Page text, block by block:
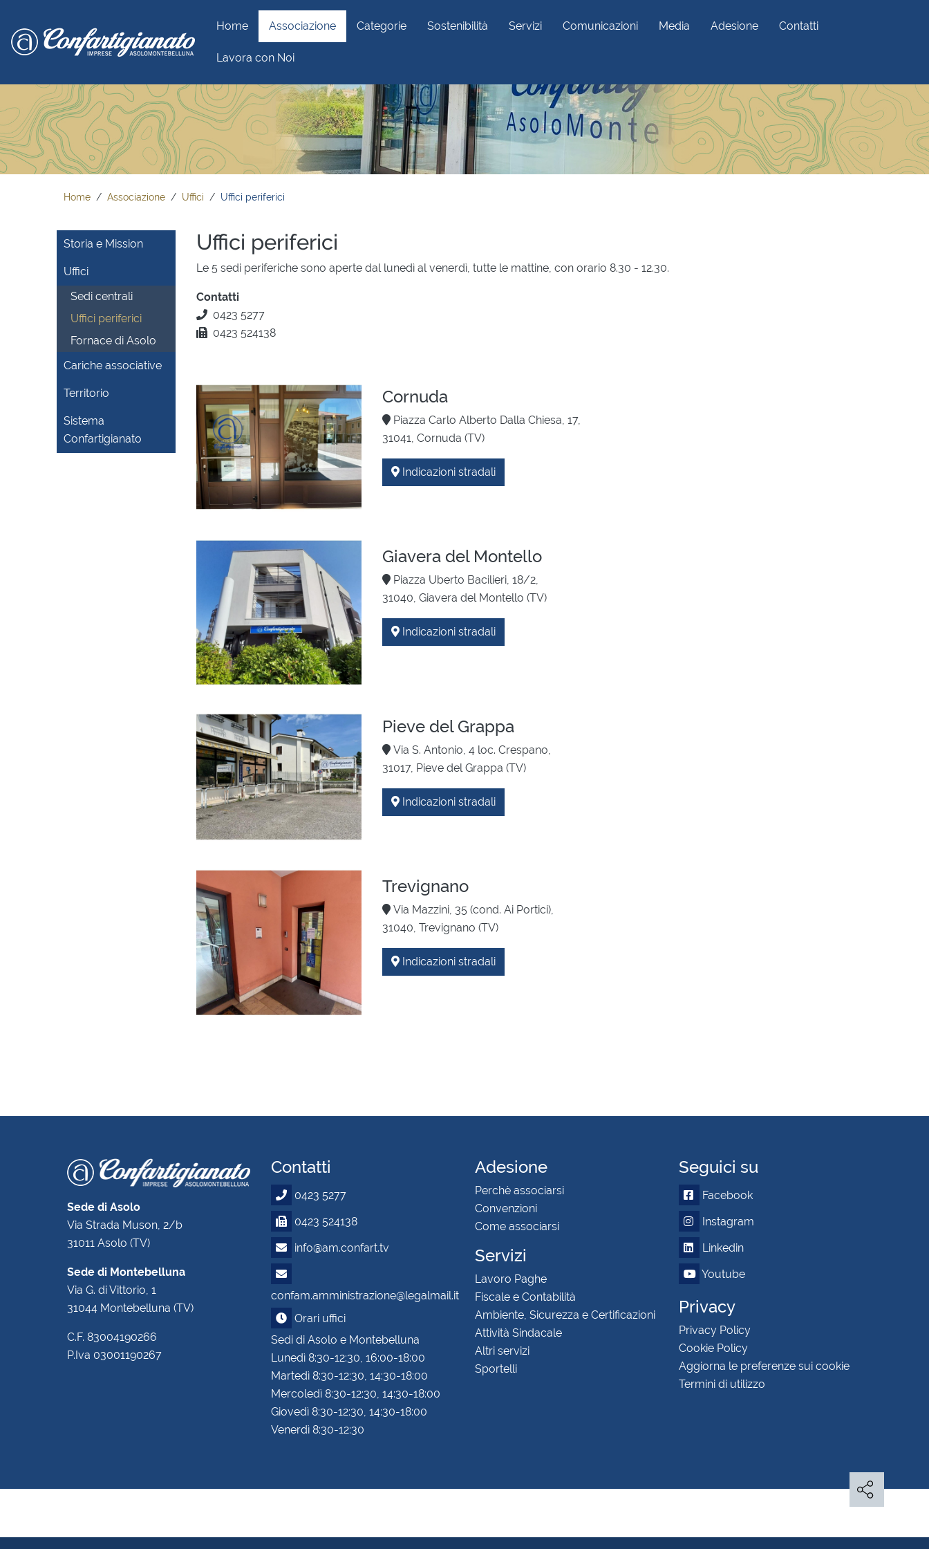
Home Associazione Categorie Sostenibilità Servizi Comunicazioni Media Adesione Contatti
Lavora con Noi
Home Associazione Uffici Uffici periferici
Storia e Mission
Uffici
Sedi centrali
Uffici periferici
Fornace di Asolo
Cariche associative
Territorio
Sistema
Confartigianato
Uffici periferici
Le 5 sedi periferiche sono aperte dal lunedì al venerdì, tutte le mattine, con orario 8.30 - 12.30.
Contatti
0423 5277
0423 524138
Cornuda
Piazza Carlo Alberto Dalla Chiesa, 17,
31041, Cornuda (TV)
Indicazioni stradali
Giavera del Montello
Piazza Uberto Bacilieri, 18/2,
31040, Giavera del Montello (TV)
Indicazioni stradali
Pieve del Grappa
Via S. Antonio, 4 loc. Crespano,
31017, Pieve del Grappa (TV)
Indicazioni stradali
Trevignano
Via Mazzini, 35 (cond. Ai Portici),
31040, Trevignano (TV)
Indicazioni stradali
Sede di Asolo
Via Strada Muson, 2/b
31011 Asolo (TV)
Sede di Montebelluna
Via G. di Vittorio, 1
31044 Montebelluna (TV)
C.F. 83004190266
P.Iva 03001190267
Contatti
0423 5277
0423 524138
info@am.confart.tv
confam.amministrazione@legalmail.it
Orari uffici
Sedi di Asolo e Montebelluna
Lunedì 8:30-12:30, 16:00-18:00
Martedì 8:30-12:30, 14:30-18:00
Mercoledì 8:30-12:30, 14:30-18:00
Giovedì 8:30-12:30, 14:30-18:00
Venerdì 8:30-12:30
Adesione
Perchè associarsi
Convenzioni
Come associarsi
Servizi
Lavoro Paghe
Fiscale e Contabilità
Ambiente, Sicurezza e Certificazioni
Attività Sindacale
Altri servizi
Sportelli
Seguici su
Facebook
Instagram
Linkedin
Youtube
Privacy
Privacy Policy
Cookie Policy
Aggiorna le preferenze sui cookie
Termini di utilizzo